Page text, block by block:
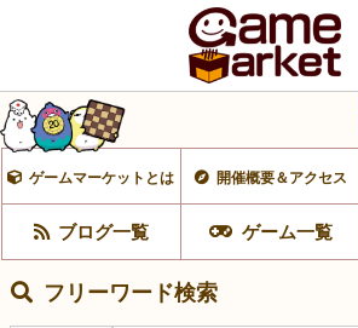
ゲームマーケットとは 開催概要＆アクセス
ブログ一覧 ゲーム一覧
フリーワード検索